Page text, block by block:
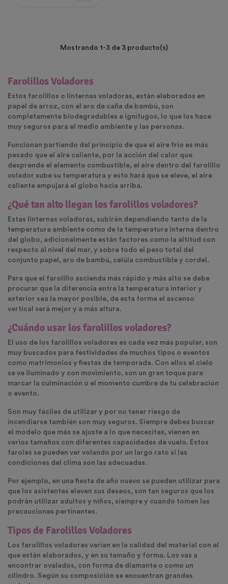
Mostrando 1-3 de 3 producto(s)
Farolillos Voladores
Estos farolillos o linternas voladoras, están elaborados en
papel de arroz, con el aro de caña de bambú, son
completamente biodegradables e ignífugos, lo que los hace
muy seguros para el medio ambiente y las personas.
Funcionan partiendo del principio de que el aire frío es más
pesado que el aire caliente, por la acción del calor que
desprende el elemento combustible, el aire dentro del farolillo
volador sube su temperatura y esto hará que se eleve, el aire
caliente empujará el globo hacia arriba.
¿Qué tan alto llegan los farolillos voladores?
Estas linternas voladoras, subirán dependiendo tanto de la
temperatura ambiente como de la temperatura interna dentro
del globo, adicionalmente están factores como la altitud con
respecto al nivel del mar, y sobre todo el peso total del
conjunto papel, aro de bambú, celúla combustible y cordel.
Para que el farolillo ascienda más rápido y más alto se debe
procurar que la diferencia entre la temperatura interior y
exterior sea la mayor posible, de esta forma el ascenso
vertical será mejor y a más altura.
¿Cuándo usar los farolillos voladores?
El uso de los farolillos voladores es cada vez más popular, son
muy buscados para festividades de muchos tipos o eventos
como matrimonios y fiestas de temporada. Con ellos el cielo
se ve iluminado y con movimiento, son un gran toque para
marcar la culminación o el momento cumbre de tu celebración
o evento.
Son muy fáciles de utilizar y por no tener riesgo de
incendiarse también son muy seguros. Siempre debes buscar
el modelo que más se ajuste a lo que necesitas, vienen en
varios tamaños con diferentes capacidades de vuelo. Estos
faroles se pueden ver volando por un largo rato si las
condiciones del clima son las adecuadas.
Por ejemplo, en una fiesta de año nuevo se pueden utilizar para
que los asistentes eleven sus deseos, son tan seguros que los
podrán utilizar adultos y niños, siempre y cuando tomen las
precauciones pertinentes.
Tipos de Farolillos Voladores
Los farolillos voladores varían en la calidad del material con el
que están elaborados, y en su tamaño y forma. Los vas a
encontrar ovalados, con forma de diamante o como un
cilindro. Según su composición se encuentran grandes